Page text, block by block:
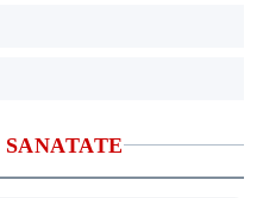
SANATATE